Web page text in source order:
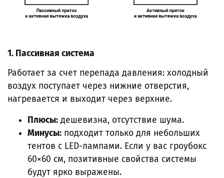
1. Пассивная система
Работает за счет перепада давления: холодный
воздух поступает через нижние отверстия,
нагревается и выходит через верхние.
Плюсы: дешевизна, отсутствие шума.
Минусы: подходит только для небольших
тентов с LED-лампами. Если у вас гроубокс
60×60 см, позитивные свойства системы
будут ярко выражены.